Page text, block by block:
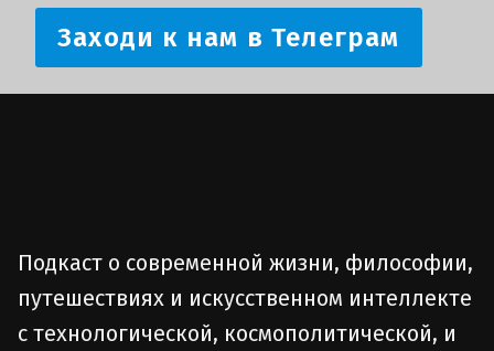
Заходи к нам в Телеграм
Подкаст о современной жизни, философии,
путешествиях и искусственном интеллекте
с технологической, космополитической, и